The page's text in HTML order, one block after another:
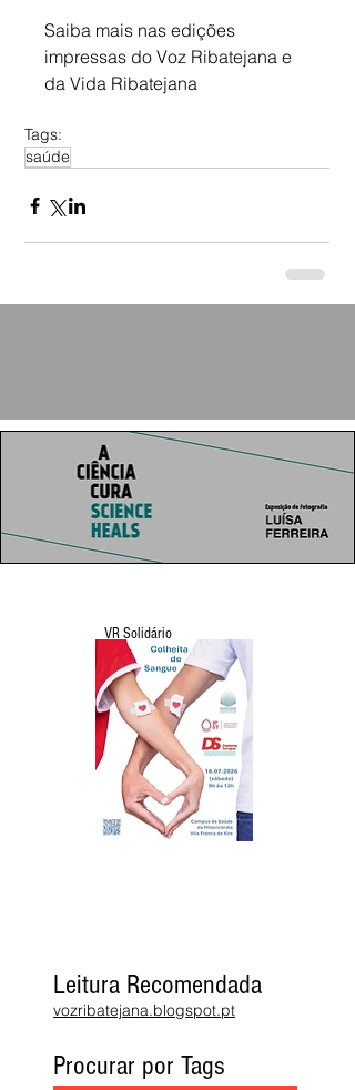
Saiba mais nas edições
impressas do Voz Ribatejana e
da Vida Ribatejana
Tags:
saúde
VR Solidário
Leitura Recomendada
vozribatejana.blogspot.pt
Procurar por Tags